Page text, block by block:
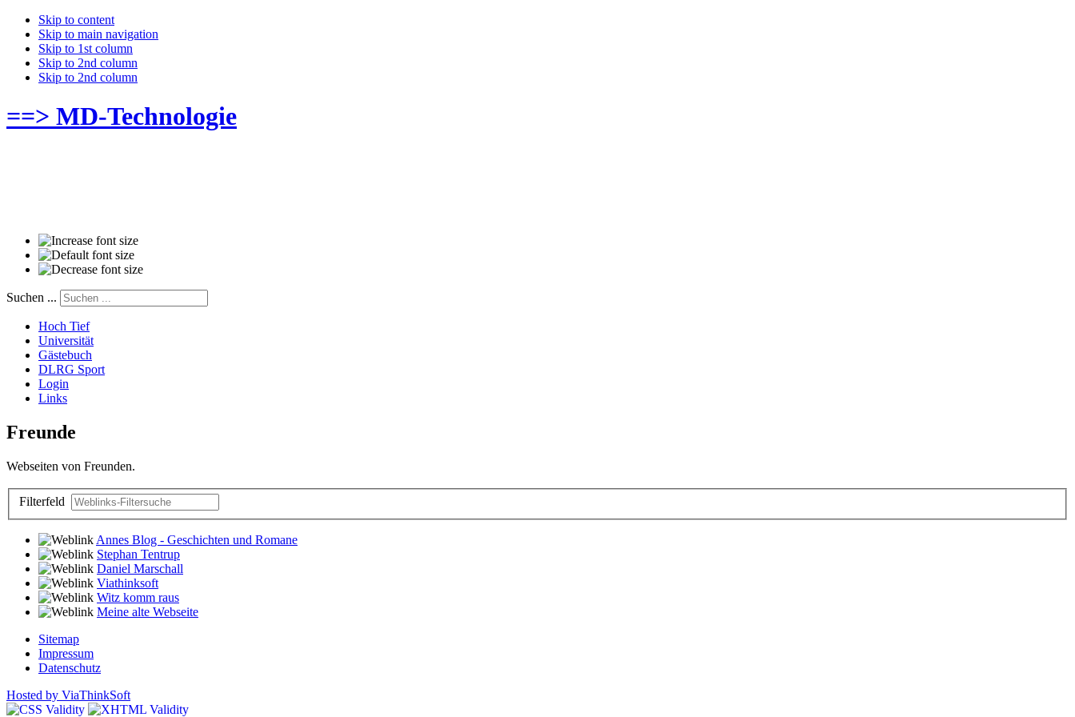
Skip to content
Skip to main navigation
Skip to 1st column
Skip to 2nd column
Skip to 2nd column
==> MD-Technologie
Suchen ...
Hoch Tief
Universität
Gästebuch
DLRG Sport
Login
Links
Freunde
Webseiten von Freunden.
Filterfeld
Annes Blog - Geschichten und Romane
Stephan Tentrup
Daniel Marschall
Viathinksoft
Witz komm raus
Meine alte Webseite
Sitemap
Impressum
Datenschutz
Hosted by ViaThinkSoft